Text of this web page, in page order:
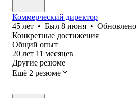
Коммерческий директор
45 лет • Был 8 июня • Обновлено
Конкретные достижения
Общий опыт
20 лет 11 месяцев
Другие резюме
Ещё 2 резюме